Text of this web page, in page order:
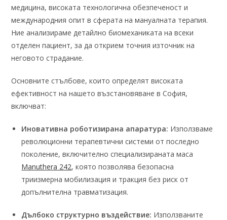
медицина, високата технологична обезпеченост и
международния опит в сферата на мануалната терапия.
Ние анализираме детайлно биомеханиката на всеки
отделен пациент, за да открием точния източник на
неговото страдание.
Основните стълбове, които определят високата
ефективност на нашето възстановяване в София,
включват:
Иновативна роботизирана апаратура: Използваме
революционни терапевтични системи от последно
поколение, включително специализираната маса
Manuthera 242, която позволява безопасна
триизмерна мобилизация и тракция без риск от
допълнителна травматизация.
Дълбоко структурно въздействие: Използваните